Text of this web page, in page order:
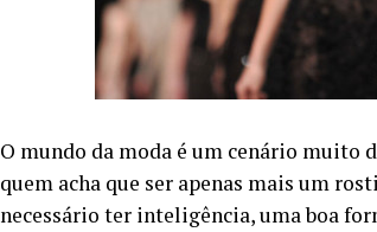
O mundo da moda é um cenário muito
quem acha que ser apenas mais um
necessário ter inteligência, uma boa